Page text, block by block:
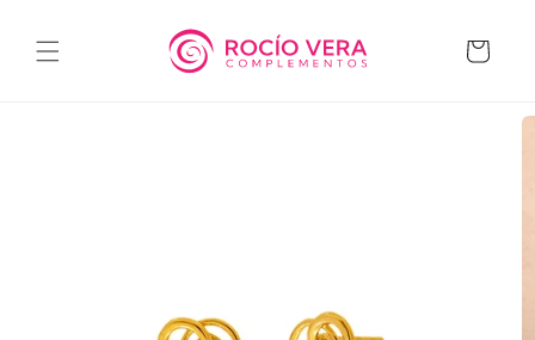
al contenido
Carrito